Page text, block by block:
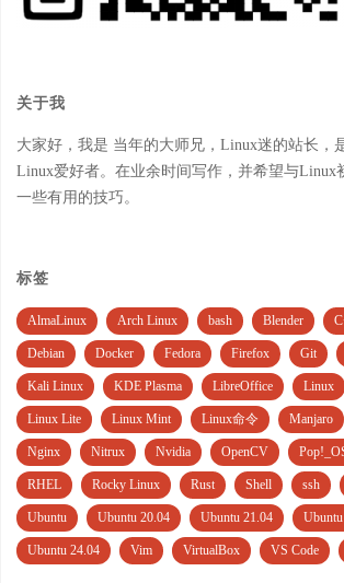
关于我
大家好，我是 当年的大师兄，Linux迷的站长，
Linux爱好者。在业余时间写作，并希望与Linux
一些有用的技巧。
标签
AlmaLinux Arch Linux bash Blender
Debian Docker Fedora Firefox Git
Kali Linux KDE Plasma LibreOffice Linux
Linux Lite Linux Mint Linux命令 Manjaro
Nginx Nitrux Nvidia OpenCV
RHEL Rocky Linux Rust Shell ssh
Ubuntu Ubuntu 20.04 Ubuntu 21.04
Ubuntu 24.04 Vim VirtualBox VS Code